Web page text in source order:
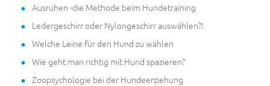
Ausruhen -die Methode beim Hundetraining
Ledergeschirr oder Nylongeschirr auswählen?!
Welche Leine für den Hund zu wählen
Wie geht man richtig mit Hund spazieren?
Zoopsychologie bei der Hundeerziehung